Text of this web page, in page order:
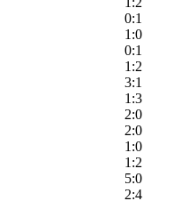
0:1
1:0
0:1
1:2
3:1
1:3
2:0
2:0
1:0
1:2
5:0
2:4